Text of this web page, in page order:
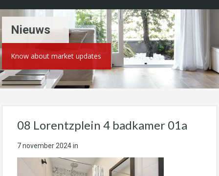
Nieuws
Know about market updates
08 Lorentzplein 4 badkamer 01a
7 november 2024in